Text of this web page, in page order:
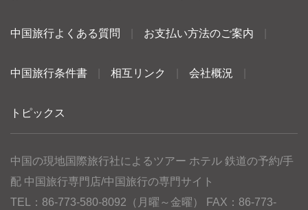
中国旅行よくある質問 お支払い方法のご案内
中国旅行条件書 相互リンク 会社概況
トピックス
中国の現地国際旅行社によるツアー ホテル 鉄道の予約/手
配 中国旅行専門店/中国旅行の専門サイト
TEL：86-773-580-8092（月曜～金曜） FAX：86-773-